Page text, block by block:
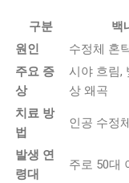
구분 백
원인
수정체 혼
주요 증
상
시야 흐림,
상 왜곡
치료 방
법
인공 수정
발생 연
령대
주로 50대